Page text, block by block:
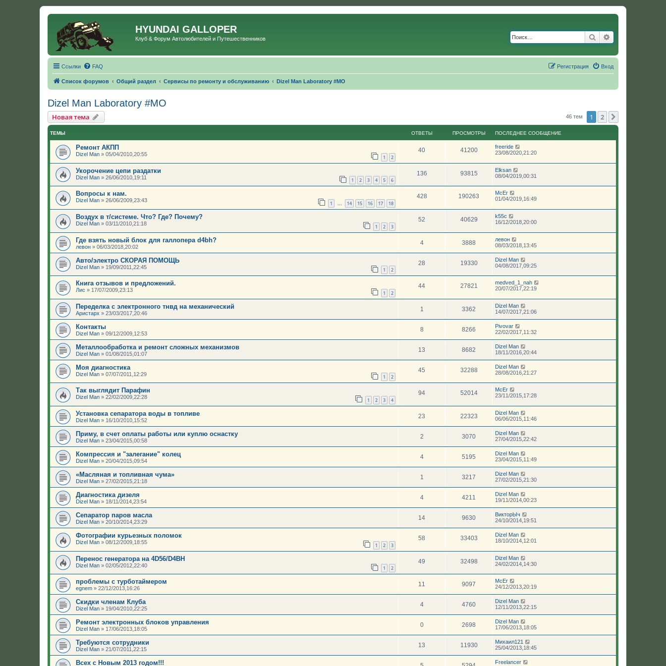
HYUNDAI GALLOPER
Клуб & Форум Автолюбителей и Путешественников Поиск
Ссылки FAQ Вход
Регистрация
Список форумов Общий раздел Сервисы по ремонту и обслуживанию Dizel Man Laboratory #МО
Dizel Man Laboratory #МО
Новая тема 46 тем 1 2
ТЕМЫ ОТВЕТЫ ПРОСМОТРЫ ПОСЛЕДНЕЕ СООБЩЕНИЕ
Ремонт АКПП
Dizel Man » 05/04/2010,20:55 1 2
40 41200
freeride
23/08/2020,21:20
Укорочение цепи раздатки
Dizel Man » 26/06/2010,19:11 1 2 3 4 5 6
136 93815
Elksan
08/04/2019,00:31
Вопросы к нам.
Dizel Man » 26/06/2009,23:43 1 … 14 15 16 17 18
428 190263
McEr
01/04/2019,16:49
Воздух в т/системе. Что? Где? Почему?
Dizel Man » 03/11/2010,21:18 1 2 3
52 40629
k55c
16/12/2018,20:00
Где взять новый блок для галлопера d4bh?
левон » 06/03/2018,20:02
4 3888
левон
08/03/2018,13:45
Авто/электро СКОРАЯ ПОМОЩЬ
Dizel Man » 19/09/2011,22:45 1 2
28 19330
Dizel Man
04/08/2017,09:25
Книга отзывов и предложений.
Лис » 17/07/2009,23:13 1 2
44 27821
medved_1_nah
20/07/2017,22:19
Переделка с электронного тнвд на механический
Аристарх » 23/03/2017,20:46
1 3362
Dizel Man
14/07/2017,21:06
Контакты
Dizel Man » 09/12/2009,12:53
8 8266
Pivovar
22/02/2017,11:32
Металлообработка и ремонт сложных механизмов
Dizel Man » 01/08/2015,01:07
13 8682
Dizel Man
18/11/2016,20:44
Моя диагностика
Dizel Man » 07/07/2011,12:29 1 2
45 32288
Dizel Man
28/08/2016,21:27
Так выглядит Парафин
Dizel Man » 22/02/2009,22:28 1 2 3 4
94 52014
McEr
23/11/2015,17:28
Установка сепаратора воды в топливе
Dizel Man » 16/10/2010,15:52
23 22323
Dizel Man
06/06/2015,11:46
Приму, в счет оплаты работы или куплю оснастку
Dizel Man » 23/04/2015,00:58
2 3070
Dizel Man
27/04/2015,22:42
Компрессия и "залегание" колец
Dizel Man » 20/04/2015,09:54
4 5195
Dizel Man
23/04/2015,11:49
«Масляная и топливная чума»
Dizel Man » 27/02/2015,21:18
1 3217
Dizel Man
27/02/2015,21:30
Диагностика дизеля
Dizel Man » 18/11/2014,23:54
4 4211
Dizel Man
19/11/2014,00:23
Сепаратор паров масла
Dizel Man » 20/10/2014,23:29
14 9630
ВикторЫч
24/10/2014,19:51
Фотографии курьезных поломок
Dizel Man » 08/12/2009,18:55 1 2 3
58 33403
Dizel Man
18/10/2014,12:01
Перенос генератора на 4D56/D4BH
Dizel Man » 02/05/2012,22:40 1 2
49 32498
Dizel Man
24/02/2014,14:30
проблемы с турботаймером
egnem » 22/12/2013,16:26
11 9097
McEr
24/12/2013,20:19
Скидки членам Клуба
Dizel Man » 19/04/2010,22:25
4 4760
Dizel Man
12/11/2013,22:15
Ремонт электронных блоков управления
Dizel Man » 17/06/2013,18:05
0 2698
Dizel Man
17/06/2013,18:05
Требуются сотрудники
Dizel Man » 21/07/2011,22:15
13 11930
Михаил121
25/04/2013,18:45
Всех с Новым 2013 годом!!!
Freelancer